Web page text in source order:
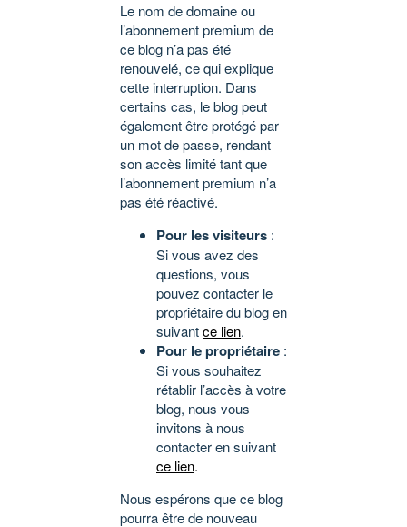
Le nom de domaine ou
l’abonnement premium de
ce blog n’a pas été
renouvelé, ce qui explique
cette interruption. Dans
certains cas, le blog peut
également être protégé par
un mot de passe, rendant
son accès limité tant que
l’abonnement premium n’a
pas été réactivé.
Pour les visiteurs :
Si vous avez des
questions, vous
pouvez contacter le
propriétaire du blog en
suivantce lien.
Pour le propriétaire :
Si vous souhaitez
rétablir l’accès à votre
blog, nous vous
invitons à nous
contacter en suivant
ce lien.
Nous espérons que ce blog
pourra être de nouveau